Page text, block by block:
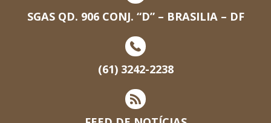
SGAS QD. 906 CONJ. “D” – BRASILIA – DF
(61) 3242-2238